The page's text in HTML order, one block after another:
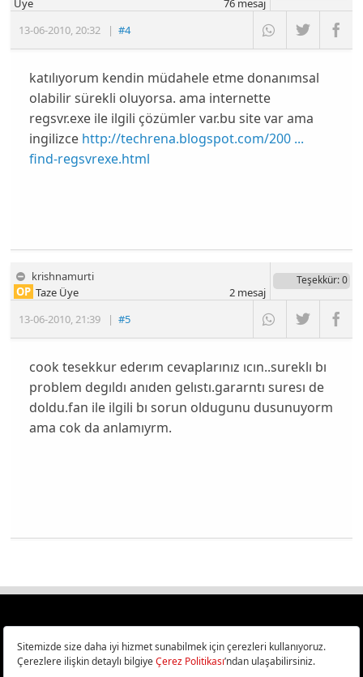
13-06-2010,20:32 |#4
Üye 76mesaj
katılıyorum kendin müdahele etme donanımsal
olabilir sürekli oluyorsa. ama internette
regsvr.exe ile ilgili çözümler var.bu site var ama
ingilizce http://techrena.blogspot.com/200 ...
find-regsvrexe.html
krishnamurti
13-06-2010,21:39 |#5
OP Taze Üye
Teşekkür: 0
2mesaj
cook tesekkur ederım cevaplarınız ıcın..sureklı bı
problem degıldı anıden gelıstı.gararntı suresı de
doldu.fan ile ilgili bı sorun oldugunu dusunuyorm
ama cok da anlamıyrm.
Türkiye